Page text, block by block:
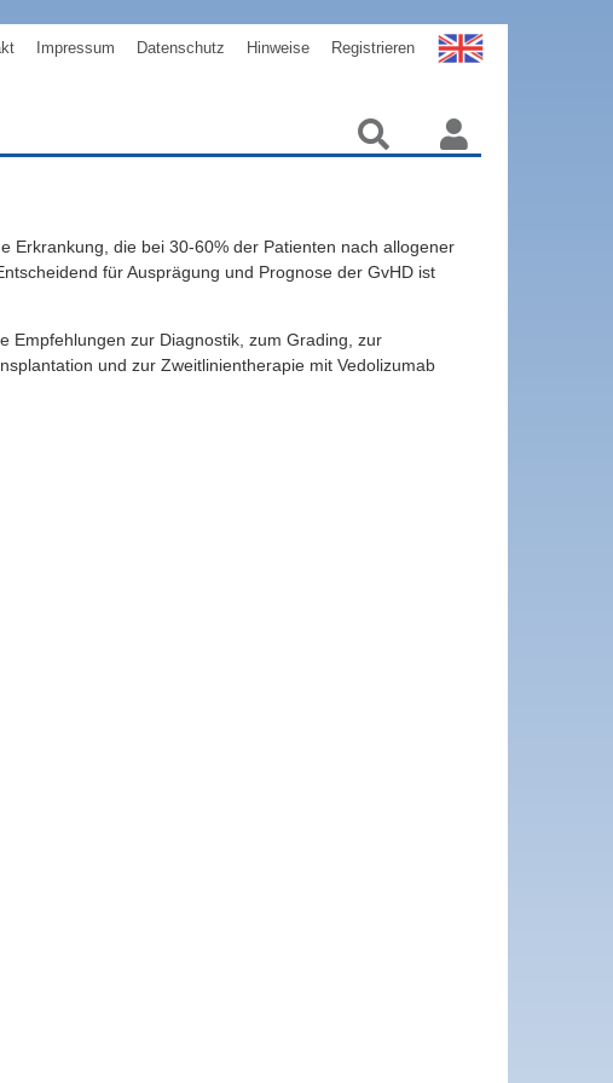
Impressum Datenschutz Hinweise Registrieren
Erkrankung, die bei 30-60% der Patienten nach allogener
für Ausprägung und Prognose der GvHD ist
Empfehlungen zur Diagnostik, zum Grading, zur
und zur Zweitlinientherapie mit Vedolizumab